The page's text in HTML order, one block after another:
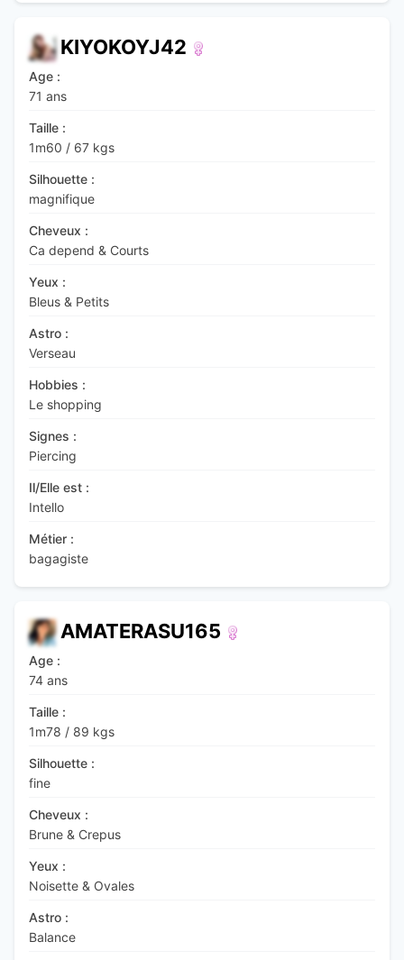
KIYOKOYJ42
Age :
71 ans
Taille :
1m60 / 67 kgs
Silhouette :
magnifique
Cheveux :
Ca depend & Courts
Yeux :
Bleus & Petits
Astro :
Verseau
Hobbies :
Le shopping
Signes :
Piercing
Il/Elle est :
Intello
Métier :
bagagiste
AMATERASU165
Age :
74 ans
Taille :
1m78 / 89 kgs
Silhouette :
fine
Cheveux :
Brune & Crepus
Yeux :
Noisette & Ovales
Astro :
Balance